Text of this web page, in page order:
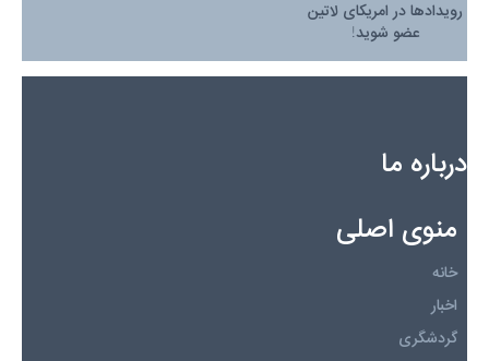
رویدادها در امریکای لاتین
عضو شوید!
درباره ما
منوی اصلی
خانه
اخبار
گردشگری